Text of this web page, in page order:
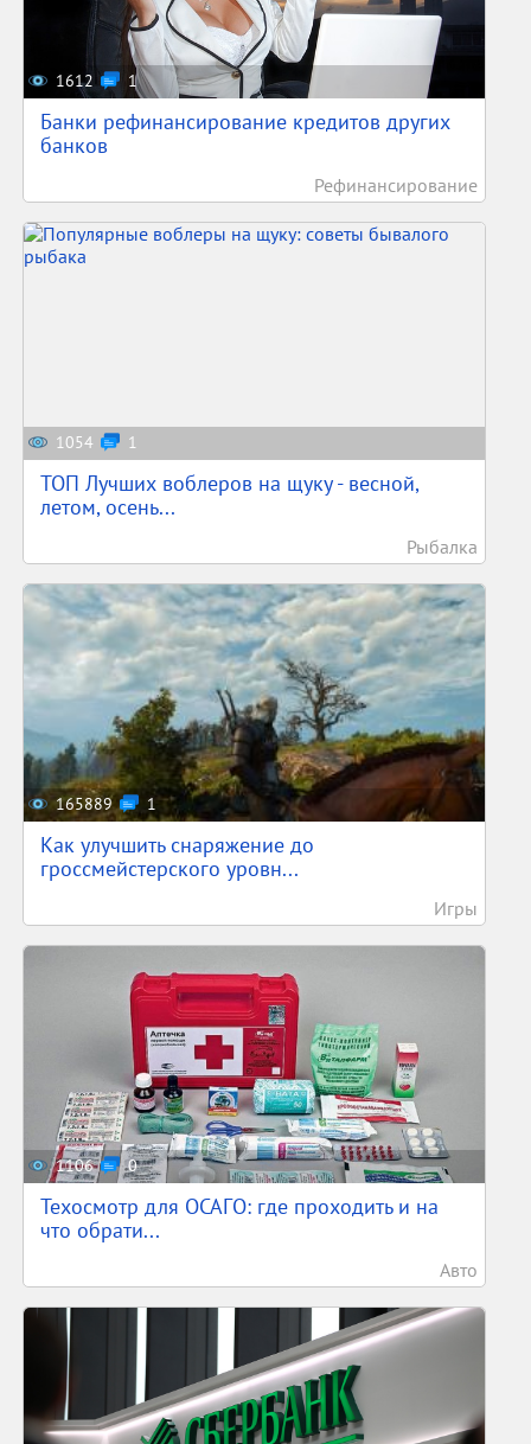
1612 1
Банки рефинансирование кредитов других
банков
Рефинансирование
1054 1
ТОП Лучших воблеров на щуку - весной,
летом, осень...
Рыбалка
165889 1
Как улучшить снаряжение до
гроссмейстерского уровн...
Игры
1106 0
Техосмотр для ОСАГО: где проходить и на
что обрати...
Авто